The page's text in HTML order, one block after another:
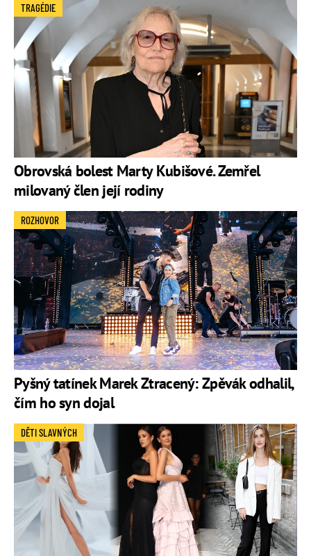
Obrovská bolest Marty Kubišové. Zemřel
milovaný člen její rodiny
TRAGÉDIE
Pyšný tatínek Marek Ztracený: Zpěvák odhalil,
čím ho syn dojal
ROZHOVOR
DĚTI SLAVNÝCH